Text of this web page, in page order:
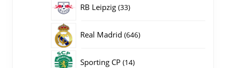
RB Leipzig 3333
Real Madrid 646646
Sporting CP 1414